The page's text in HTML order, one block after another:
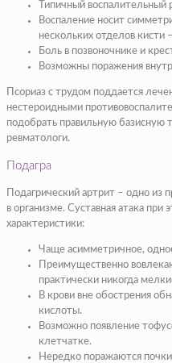
Типичный воспалительный
Воспаление носит
нескольких отделов кисти
Боль в позвоночнике и
Возможны поражения
Псориаз с трудом поддается
нестероидными
подобрать правильную базисную
ревматологи.
Подагра
Подагрический артрит – одно из
в организме. Суставная атака
характеристики:
Чаще асимметричное,
Преимущественно
практически никогда
В крови вне обострения
кислоты.
Возможно появление
клетчатке.
Нередко поражаются